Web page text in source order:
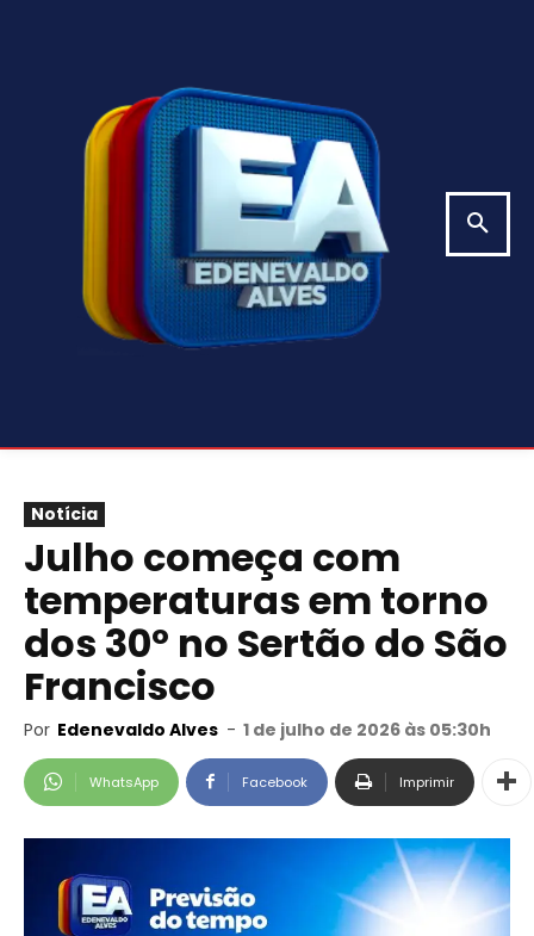
Notícia
Julho começa com
temperaturas em torno
dos 30º no Sertão do São
Francisco
Por Edenevaldo Alves - 1 de julho de 2026 às 05:30h
WhatsApp Facebook Imprimir